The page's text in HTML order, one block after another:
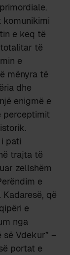
komunikimi
e keq të
të
e
mënyra të
dhe
enigmë e
perceptimit
pati
trajta të
zellshëm
e
që
e
nga
së Vdekur” –
portat e